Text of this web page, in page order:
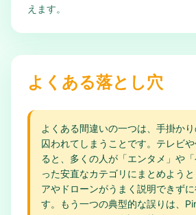
えます。
よくある落とし穴
よくある間違いの一つは、手掛か
囚われてしまうことです。テレビ
ると、多くの人が「エンタメ」や
った安直なカテゴリにまとめよう
アやドローンがうまく説明できず
す。もう一つの典型的な誤りは、